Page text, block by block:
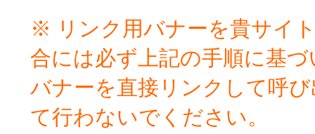
※ リンク用バナーを貴サイ
合には必ず上記の手順に基
バナーを直接リンクして呼
て行わないでください。